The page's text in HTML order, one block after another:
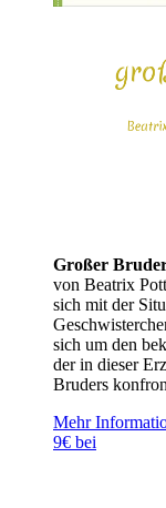
Großer
von Beatrix
sich mit der
sich um den
der in dieser
Bruders
Mehr
9€ bei